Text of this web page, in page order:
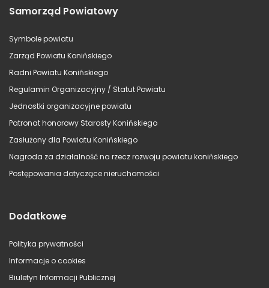
Samorząd Powiatowy
Symbole powiatu
Zarząd Powiatu Konińskiego
Radni Powiatu Konińskiego
Regulamin Organizacyjny / Statut Powiatu
Jednostki organizacyjne powiatu
Patronat honorowy Starosty Konińskiego
Zasłużony dla Powiatu Konińskiego
Nagroda za działalność na rzecz rozwoju powiatu konińskiego
Postępowania dotyczące nieruchomości
Dodatkowe
Polityka prywatności
Informacje o cookies
Biuletyn Informacji Publicznej